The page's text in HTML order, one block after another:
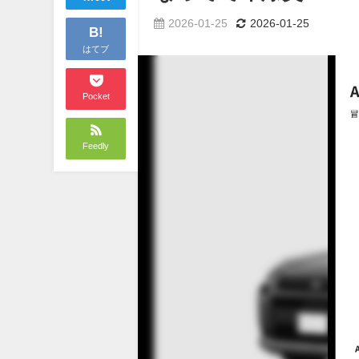
B!
はてブ
Pocket
Feedly
2026-01-25 2026-01-25